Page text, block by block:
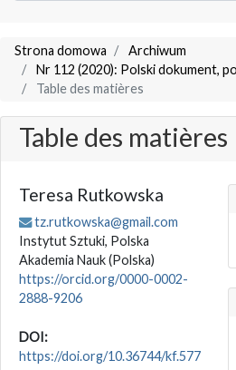
Strona domowa
Archiwum
Nr 112 (2020): Polski dokument,
Table des matières
Table des matières
Teresa Rutkowska
tz.rutkowska@gmail.com
Instytut Sztuki, Polska
Akademia Nauk(Polska)
https://orcid.org/0000-0002-
2888-9206
DOI:
https://doi.org/10.36744/kf.577